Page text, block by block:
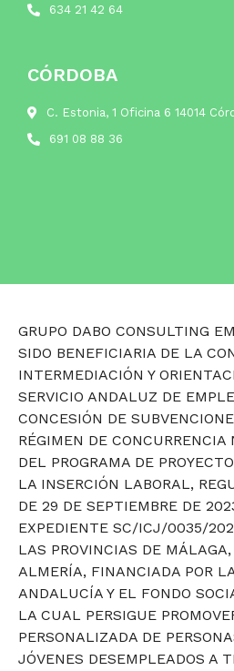
634 21 42 64
CÓRDOBA
C. Estonia, 1 Oficina 6 14014
691 08 88 36
GRUPO DABO CONSULTING
SIDO BENEFICIARIA DE LA
INTERMEDIACIÓN Y
SERVICIO ANDALUZ DE
CONCESIÓN DE
RÉGIMEN DE
DEL PROGRAMA DE
LA INSERCIÓN LABORAL,
DE 29 DE SEPTIEMBRE DE
EXPEDIENTE SC/ICJ/0035/
LAS PROVINCIAS DE
ALMERÍA, FINANCIADA POR
ANDALUCÍA Y EL FONDO
LA CUAL PERSIGUE
PERSONALIZADA DE
JÓVENES DESEMPLEADOS A